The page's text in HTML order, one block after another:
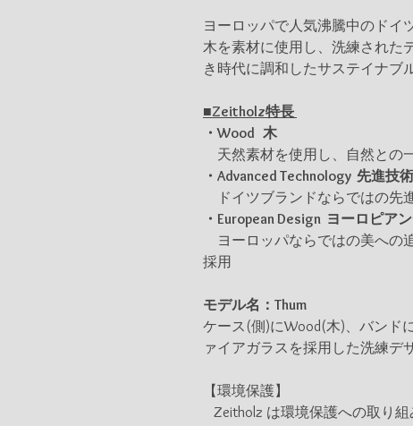
ヨーロッパで人気沸騰中のドイ
木を素材に使用し、洗練された
き時代に調和したサステイナブ
■Zeitholz特長
・Wood 木
天然素材を使用し、自然との
・Advanced Technology 先進技術
ドイツブランドならではの先
・European Design ヨーロピア
ヨーロッパならではの美への
採用
モデル名：Thum
ケース(側)にWood(木)、バンド
ァイアガラスを採用した洗練デ
【環境保護】
Zeitholz は環境保護への取り組